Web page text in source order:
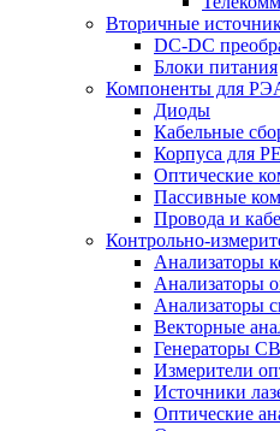
Вторичные
DC-DC
Блоки питания
Компоненты для
Диоды
Кабельные
Корпуса для
Оптические
Пассивные
Провода и
Контрольно-
Анализаторы
Анализаторы
Анализаторы
Векторные
Генераторы
Измерители
Источники
Оптические